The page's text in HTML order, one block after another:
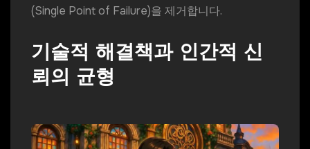
(Single Point of Failure)을 제거합니다.
기술적 해결책과 인간적 신
뢰의 균형